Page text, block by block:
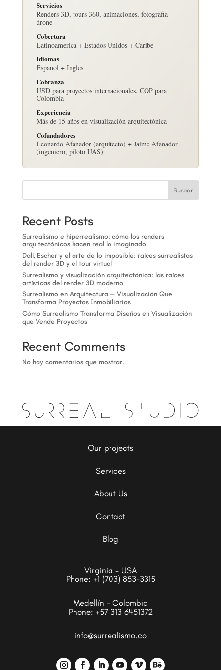
Servicios
Renders 3D, tours 360, animaciones, fotografia
drone
Cobertura
Latinoamerica + Estados Unidos + Caribe
Idiomas
Espanol + Ingles
Cobranza
USD para proyectos internacionales, COP para
Colombia
Experiencia
Más de 15 años en visualización arquitectónica
Cofundadores
Leonardo Afanador (arquitecto) + Jaime Afanador
(ingeniero, piloto UAS)
Buscar
Recent Posts
Surrealismo e hiperrealismo: cómo los renders
arquitectónicos hacen real lo imaginado
Dalí, Escher y el arte de lo imposible: raíces surrealistas
del render 3D y el tour virtual
Surrealismo y visualización arquitectónica: las raíces
artísticas del render 3D moderno
Surrealismo en Arquitectura — Visualización Que
Transforma Proyectos Inmobiliarios
Cómo Surrealismo Transforma Diseños en Visualización
que Vende Proyectos
Recent Comments
No hay comentarios que mostrar.
Our projects
Services
About Us
Contact
Blog
Virginia - USA
Phone: +1 (703) 853-3315
Medellín - Colombia
Phone: +57 313 6451372
info@surrealismo.co